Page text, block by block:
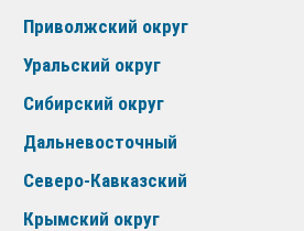
Приволжский округ
Уральский округ
Сибирский округ
Дальневосточный
Северо-Кавказский
Крымский округ